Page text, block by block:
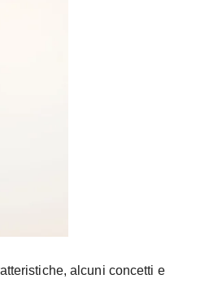
alcuni concetti e